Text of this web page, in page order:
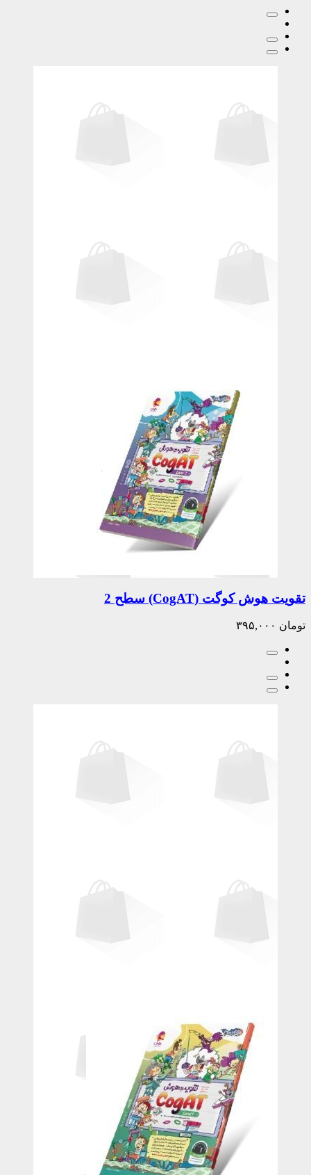
تقویت هوش کوگت (CogAT) سطح 2
تومان